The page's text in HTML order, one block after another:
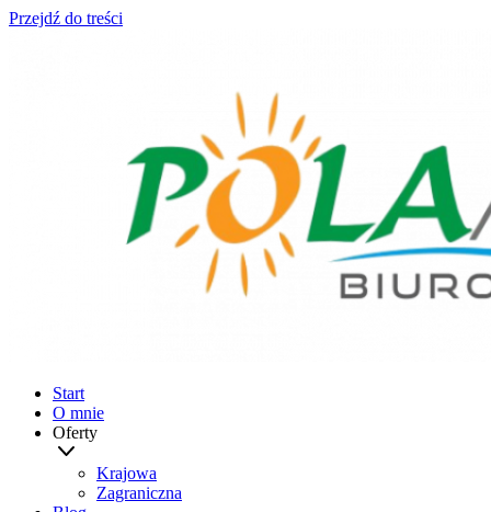
Przejdź do treści
Start
O mnie
Oferty
Krajowa
Zagraniczna